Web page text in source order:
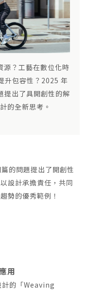
源？工藝在數位化時
升包容性？2025 年
提出了具開創性的解
的全新思考。
的問題提出了開創性
設計承擔責任，共同
勢的優秀範例！
用
的「Weaving